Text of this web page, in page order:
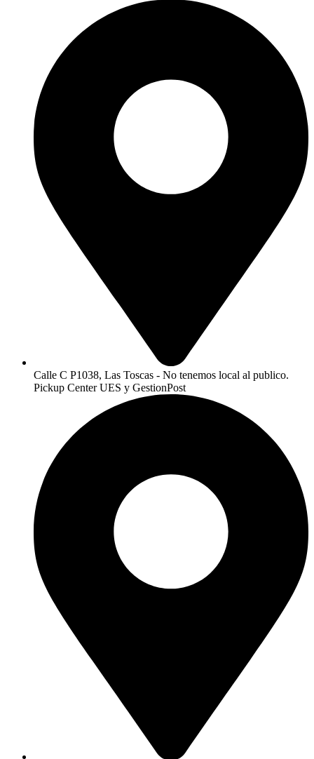
Calle C P1038, Las Toscas - No tenemos local al publico.
Pickup Center UES y GestionPost